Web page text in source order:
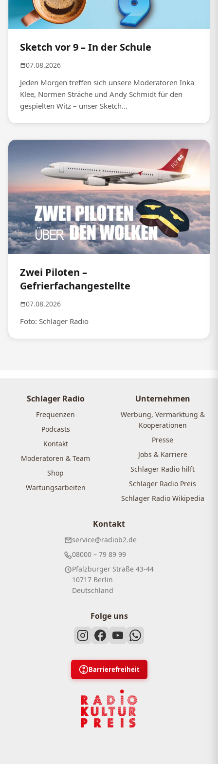
Sketch vor 9 – In der Schule
07.08.2026
Jeden Morgen treffen sich unsere Moderatoren Inka
Klee, Normen Sträche und Andy Schmidt für den
gespielten Witz – unser Sketch...
Zwei Piloten –
Gefrierfachangestellte
07.08.2026
Foto: Schlager Radio
Schlager Radio
Frequenzen
Podcasts
Kontakt
Moderatoren & Team
Shop
Wartungsarbeiten
Unternehmen
Werbung, Vermarktung &
Kooperationen
Presse
Jobs & Karriere
Schlager Radio hilft
Schlager Radio Preis
Schlager Radio Wikipedia
Kontakt
service@radiob2.de
08000 – 79 89 99
Pfalzburger Straße 43-44
10717 Berlin
Deutschland
Folge uns
Barrierefreiheit